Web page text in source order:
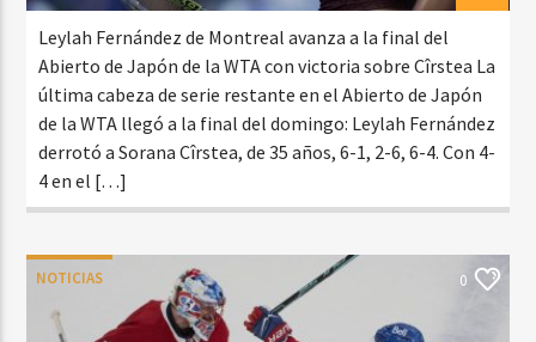
Leylah Fernández de Montreal avanza a la final del
Abierto de Japón de la WTA con victoria sobre Cîrstea La
última cabeza de serie restante en el Abierto de Japón
de la WTA llegó a la final del domingo: Leylah Fernández
derrotó a Sorana Cîrstea, de 35 años, 6-1, 2-6, 6-4. Con 4-
4 en el […]
NOTICIAS 0